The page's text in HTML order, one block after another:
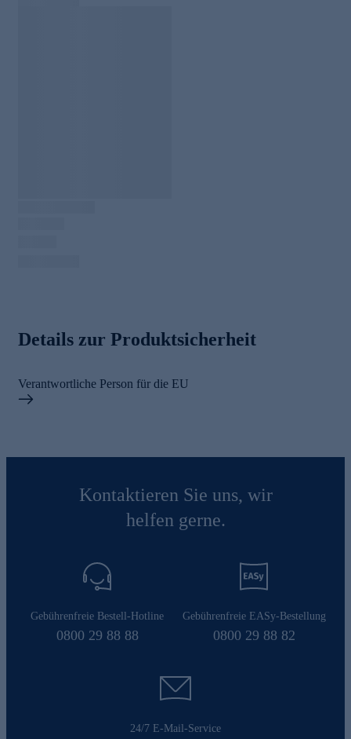
Details zur Produktsicherheit
Verantwortliche Person für die EU
Kontaktieren Sie uns, wir
helfen gerne.
Gebührenfreie Bestell-Hotline
0800 29 88 88
Gebührenfreie EASy-Bestellung
0800 29 88 82
24/7 E-Mail-Service